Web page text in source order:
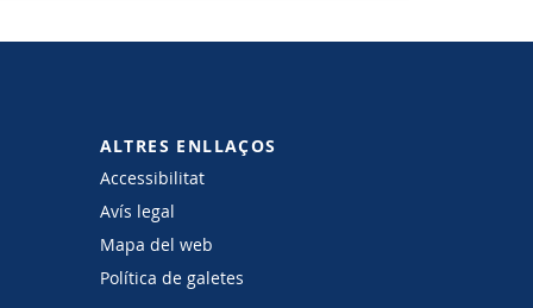
ALTRES ENLLAÇOS
Accessibilitat
Avís legal
Mapa del web
Política de galetes